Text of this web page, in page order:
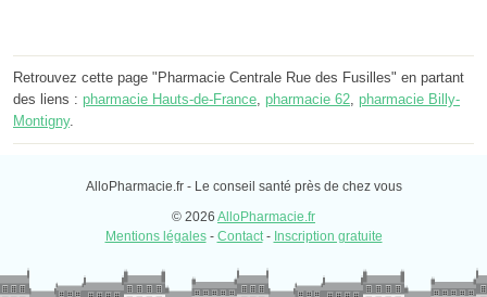
Retrouvez cette page "Pharmacie Centrale Rue des Fusilles" en partant
des liens : pharmacie Hauts-de-France, pharmacie 62, pharmacie Billy-
Montigny.
AlloPharmacie.fr - Le conseil santé près de chez vous
© 2026 AlloPharmacie.fr
Mentions légales- Contact- Inscription gratuite